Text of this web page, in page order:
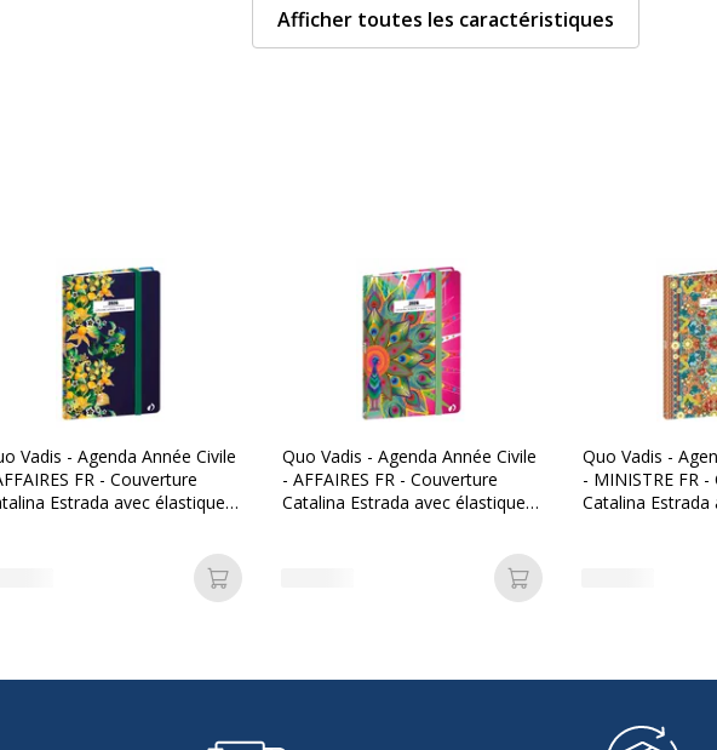
Localisation
Données
Afficher toutes les caractéristiques
panier
Vadis - Agenda Année Civile
FR - Couverture
Estrada avec élastique -
Ajouter au panier
Quo Vadis - Agenda Année Civile
- AFFAIRES FR - Couverture
Catalina Estrada avec élastique -
Ajouter au panier
Quo Vadis -
- MINISTRE FR
Catalina
mois de